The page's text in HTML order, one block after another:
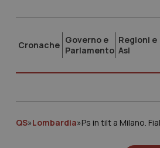
Cronache Governo e
Parlamento
Regioni e
Asl
QS»Lombardia»Ps in tilt a Milano.